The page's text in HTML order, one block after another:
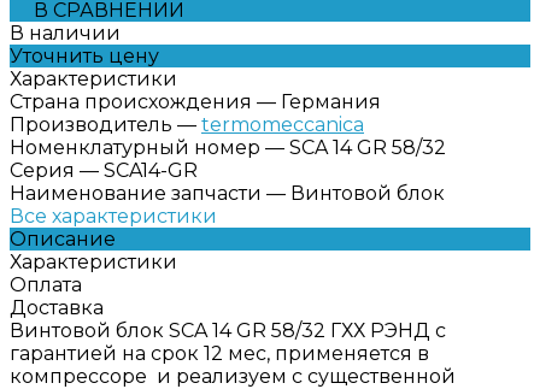
В СРАВНЕНИИ
В наличии
Уточнить цену
Характеристики
Страна происхождения — Германия
Производитель — termomeccanica
Номенклатурный номер — SCA 14 GR 58/32
Серия — SCA14-GR
Наименование запчасти — Винтовой блок
Все характеристики
Описание
Характеристики
Оплата
Доставка
Винтовой блок SCA 14 GR 58/32 ГХХ РЭНД с
гарантией на срок 12 мес, применяется в
компрессоре и реализуем с существенной